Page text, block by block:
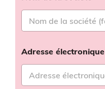
Adresse électronique